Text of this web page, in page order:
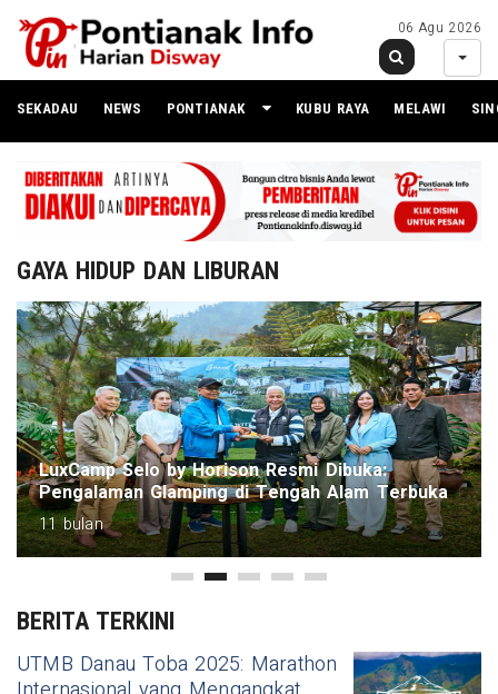
06 Agu 2026
SEKADAU NEWS PONTIANAK KUBU RAYA MELAWI
GAYA HIDUP DAN LIBURAN
LuxCamp Selo by Horison Resmi Dibuka:
Pengalaman Glamping di Tengah Alam Terbuka
11 bulan
BERITA TERKINI
UTMB Danau Toba 2025: Marathon